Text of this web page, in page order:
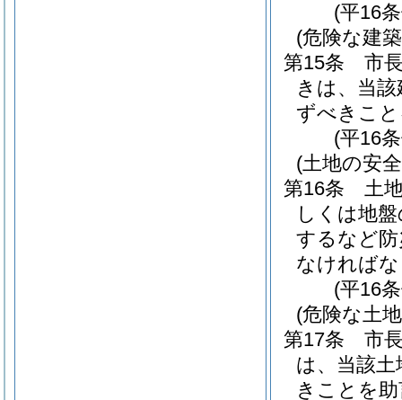
(平16
(危険な建
第15条
市
きは、当
ずべきこ
(平16
(土地の安
第16条
土
しくは地
するなど
なければ
(平16
(危険な土
第17条
市
は、当該
きことを